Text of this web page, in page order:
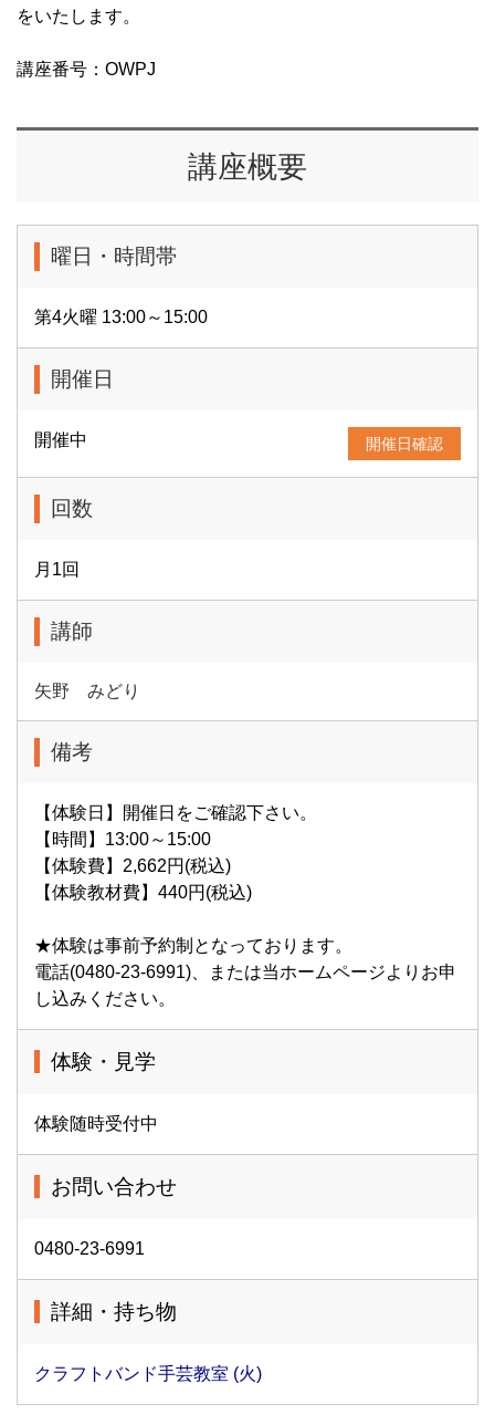
をいたします。
講座番号：OWPJ
講座概要
曜日・時間帯
第4火曜 13:00～15:00
開催日
開催中 開催日確認
回数
月1回
講師
矢野 みどり
備考
【体験日】開催日をご確認下さい。
【時間】13:00～15:00
【体験費】2,662円(税込)
【体験教材費】440円(税込)
★体験は事前予約制となっております。
電話(0480-23-6991)、または当ホームページよりお申
し込みください。
体験・見学
体験随時受付中
お問い合わせ
0480-23-6991
詳細・持ち物
クラフトバンド手芸教室 (火)